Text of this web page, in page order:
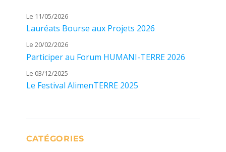
Le 11/05/2026
Lauréats Bourse aux Projets 2026
Le 20/02/2026
Participer au Forum HUMANI-TERRE 2026
Le 03/12/2025
Le Festival AlimenTERRE 2025
CATÉGORIES